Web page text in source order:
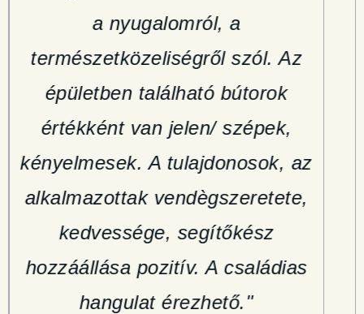
a nyugalomról, a
természetközeliségről szól. Az
épületben található bútorok
értékként van jelen/ szépek,
kényelmesek. A tulajdonosok, az
alkalmazottak vendègszeretete,
kedvessége, segítőkész
hozzáállása pozitív. A családias
hangulat érezhető."